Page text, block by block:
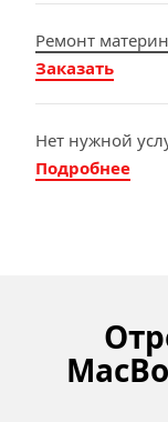
Ремонт
Заказать
Нет нужной
Подробнее